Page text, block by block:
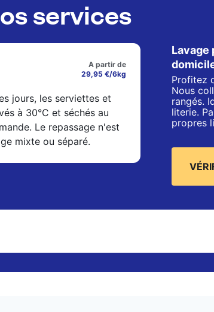
services
A partir de
29,95 €/6kg
jours, les serviettes et
à 30°C et séchés au
Le repassage n'est
mixte ou séparé.
Lavage
Profitez
Nous
rangés.
literie.
propres